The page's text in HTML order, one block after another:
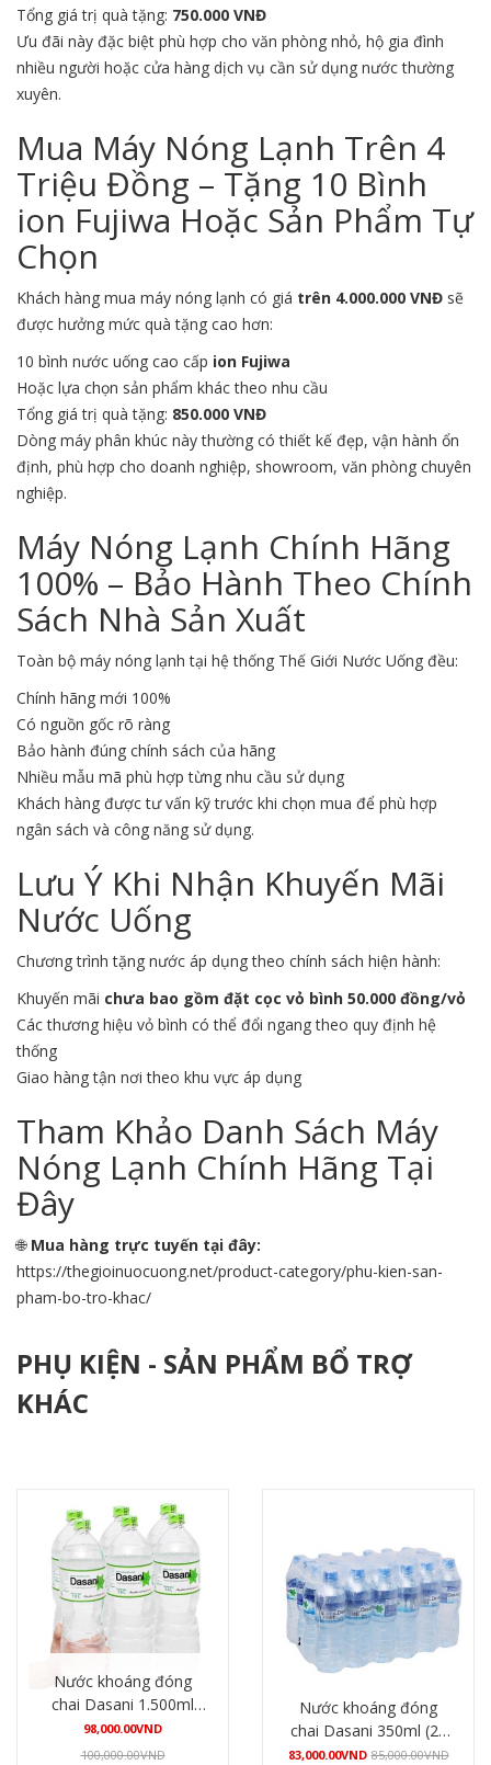
Tổng giá trị quà tặng: 750.000 VNĐ
Ưu đãi này đặc biệt phù hợp cho văn phòng nhỏ, hộ gia đình
nhiều người hoặc cửa hàng dịch vụ cần sử dụng nước thường
xuyên.
Mua Máy Nóng Lạnh Trên 4
Triệu Đồng – Tặng 10 Bình
ion Fujiwa Hoặc Sản Phẩm Tự
Chọn
Khách hàng mua máy nóng lạnh có giá trên 4.000.000 VNĐ sẽ
được hưởng mức quà tặng cao hơn:
10 bình nước uống cao cấp ion Fujiwa
Hoặc lựa chọn sản phẩm khác theo nhu cầu
Tổng giá trị quà tặng: 850.000 VNĐ
Dòng máy phân khúc này thường có thiết kế đẹp, vận hành ổn
định, phù hợp cho doanh nghiệp, showroom, văn phòng chuyên
nghiệp.
Máy Nóng Lạnh Chính Hãng
100% – Bảo Hành Theo Chính
Sách Nhà Sản Xuất
Toàn bộ máy nóng lạnh tại hệ thống Thế Giới Nước Uống đều:
Chính hãng mới 100%
Có nguồn gốc rõ ràng
Bảo hành đúng chính sách của hãng
Nhiều mẫu mã phù hợp từng nhu cầu sử dụng
Khách hàng được tư vấn kỹ trước khi chọn mua để phù hợp
ngân sách và công năng sử dụng.
Lưu Ý Khi Nhận Khuyến Mãi
Nước Uống
Chương trình tặng nước áp dụng theo chính sách hiện hành:
Khuyến mãi chưa bao gồm đặt cọc vỏ bình 50.000 đồng/vỏ
Các thương hiệu vỏ bình có thể đổi ngang theo quy định hệ
thống
Giao hàng tận nơi theo khu vực áp dụng
Tham Khảo Danh Sách Máy
Nóng Lạnh Chính Hãng Tại
Đây
🌐 Mua hàng trực tuyến tại đây:
https://thegioinuocuong.net/product-category/phu-kien-san-
pham-bo-tro-khac/
PHỤ KIỆN - SẢN PHẨM BỔ TRỢ
KHÁC
Nước khoáng đóng
chai Dasani 1.500ml
(12 chai/thùng)
98,000.00VND
100,000.00VND
Nước khoáng đóng
chai Dasani 350ml (24
chai/thùng)
83,000.00VND 85,000.00VND